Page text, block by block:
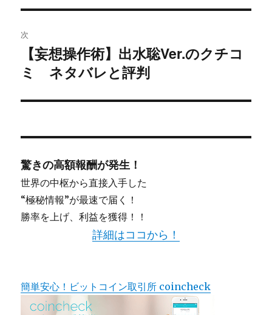
シ
ョ
ン
次
の
稿:
【妄想操作術】出水聡Ver.のクチコ
ミ ネタバレと評判
驚きの高額報酬が発生！
世界の中枢から直接入手した
“極秘情報”が最速で届く！
勝率を上げ、利益を獲得！！
詳細はココから！
簡単安心！ビットコイン取引所 coincheck